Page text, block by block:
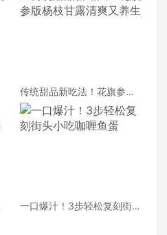
传统甜品新吃法！花旗参版
杨枝甘露清爽又养生
一口爆汁！3步轻松复刻街头